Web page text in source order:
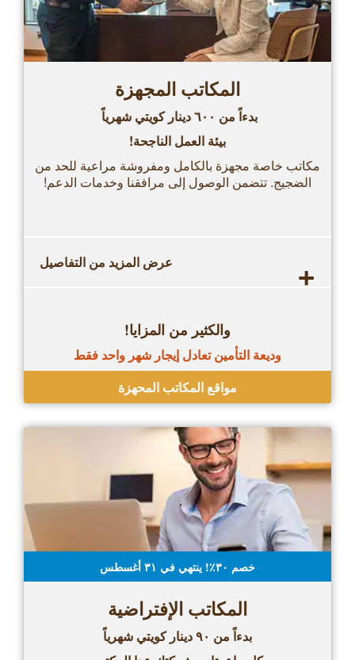
المكاتب المجهزة
بدءاً من ٦٠٠ دينار كويتي شهرياً
بيئة العمل الناجحة!
مكاتب خاصة مجهزة بالكامل ومفروشة مراعية للحد من
الضجيج. تتضمن الوصول إلى مرافقنا وخدمات الدعم!
عرض المزيد من التفاصيل +
والكثير من المزايا!
وديعة التأمين تعادل إيجار شهر واحد فقط
مواقع المكاتب المحهزة
خصم ٣٠٪! ينتهي في ۳۱ أغسطس
المكاتب الإفتراضية
بدءاً من ۹٠ دينار كويتي شهرياً